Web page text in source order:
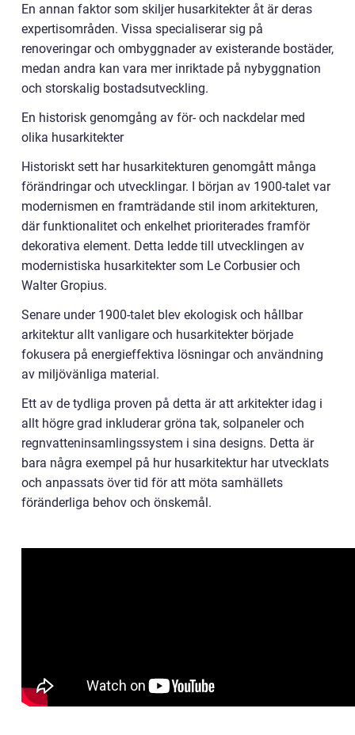
En annan faktor som skiljer husarkitekter åt är deras
expertisområden. Vissa specialiserar sig på
renoveringar och ombyggnader av existerande bostäder,
medan andra kan vara mer inriktade på nybyggnation
och storskalig bostadsutveckling.
En historisk genomgång av för- och nackdelar med
olika husarkitekter
Historiskt sett har husarkitekturen genomgått många
förändringar och utvecklingar. I början av 1900-talet var
modernismen en framträdande stil inom arkitekturen,
där funktionalitet och enkelhet prioriterades framför
dekorativa element. Detta ledde till utvecklingen av
modernistiska husarkitekter som Le Corbusier och
Walter Gropius.
Senare under 1900-talet blev ekologisk och hållbar
arkitektur allt vanligare och husarkitekter började
fokusera på energieffektiva lösningar och användning
av miljövänliga material.
Ett av de tydliga proven på detta är att arkitekter idag i
allt högre grad inkluderar gröna tak, solpaneler och
regnvatteninsamlingssystem i sina designs. Detta är
bara några exempel på hur husarkitektur har utvecklats
och anpassats över tid för att möta samhällets
föränderliga behov och önskemål.